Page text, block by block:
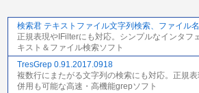
検索君 テキストファイル文字列検索、ファイル
正規表現やIFilterにも対応。シンプルなインタフ
キスト＆ファイル検索ソフト
TresGrep 0.91.2017.0918
複数行にまたがる文字列の検索にも対応。正規
併用も可能な高速・高機能grepソフト